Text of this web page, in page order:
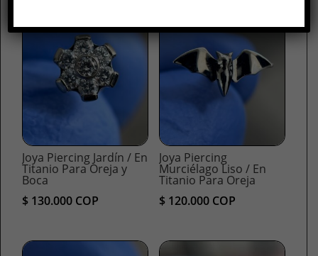
Joya Piercing Jardín / En
Titanio Para Oreja y
Boca
$ 130.000 COP
Joya Piercing
Murciélago Liso / En
Titanio Para Oreja
$120.000COP